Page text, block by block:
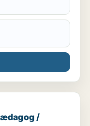
/ pædagogmedhjælper
/